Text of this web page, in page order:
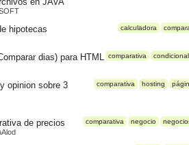
calculadora
hipotecas
comparativa condicional
dias) para HTML
comparativa hosting
opinion sobre 3
comparativa negocio
de precios